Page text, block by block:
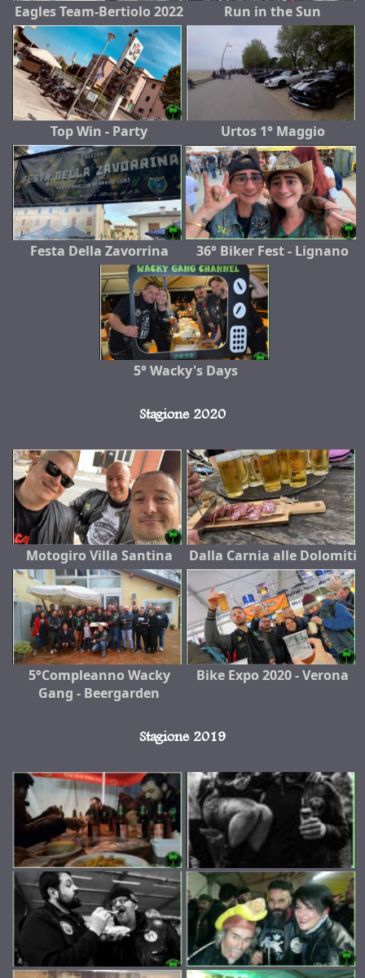
Eagles Team-Bertiolo 2022 Run in the Sun
Top Win - Party Urtos 1° Maggio
Festa Della Zavorrina 36° Biker Fest - Lignano
5° Wacky's Days
Stagione 2020
Motogiro Villa Santina Dalla Carnia alle Dolomiti
5°Compleanno Wacky
Gang - Beergarden
Bike Expo 2020 - Verona
Stagione 2019